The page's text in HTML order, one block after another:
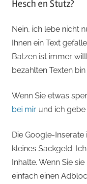
Hesch en Stutz?
Nein, ich lebe nicht
Ihnen ein Text
Batzen ist immer
bezahlten Texten
Wenn Sie etwas
bei mir und ich
Die Google-
kleines Sackgeld.
Inhalte. Wenn Sie
einfach einen